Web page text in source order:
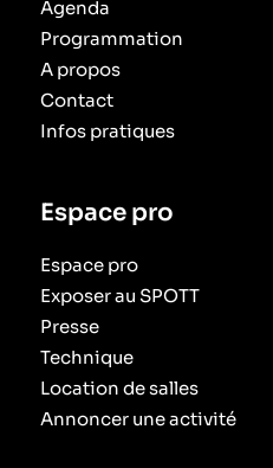
Agenda
Programmation
A propos
Contact
Infos pratiques
Espace pro
Espace pro
Exposer au SPOTT
Presse
Technique
Location de salles
Annoncer une activité